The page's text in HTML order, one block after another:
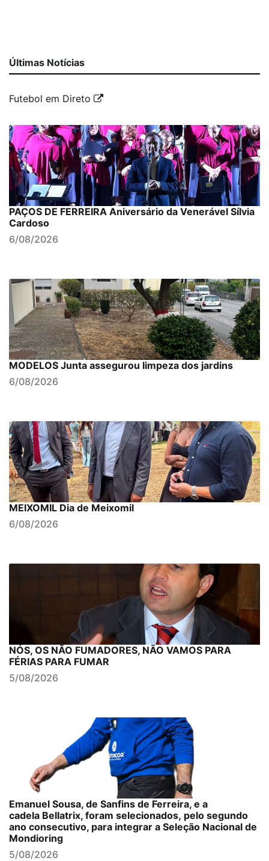
Últimas Notícias
Futebol em Direto
PAÇOS DE FERREIRA Aniversário da Venerável Sílvia
Cardoso
6/08/2026
MODELOS Junta assegurou limpeza dos jardins
6/08/2026
MEIXOMIL Dia de Meixomil
6/08/2026
NÓS, OS NÃO FUMADORES, NÃO VAMOS PARA
FÉRIAS PARA FUMAR
5/08/2026
Emanuel Sousa, de Sanfins de Ferreira, e a
cadela Bellatrix, foram selecionados, pelo segundo
ano consecutivo, para integrar a Seleção Nacional de
Mondioring
5/08/2026